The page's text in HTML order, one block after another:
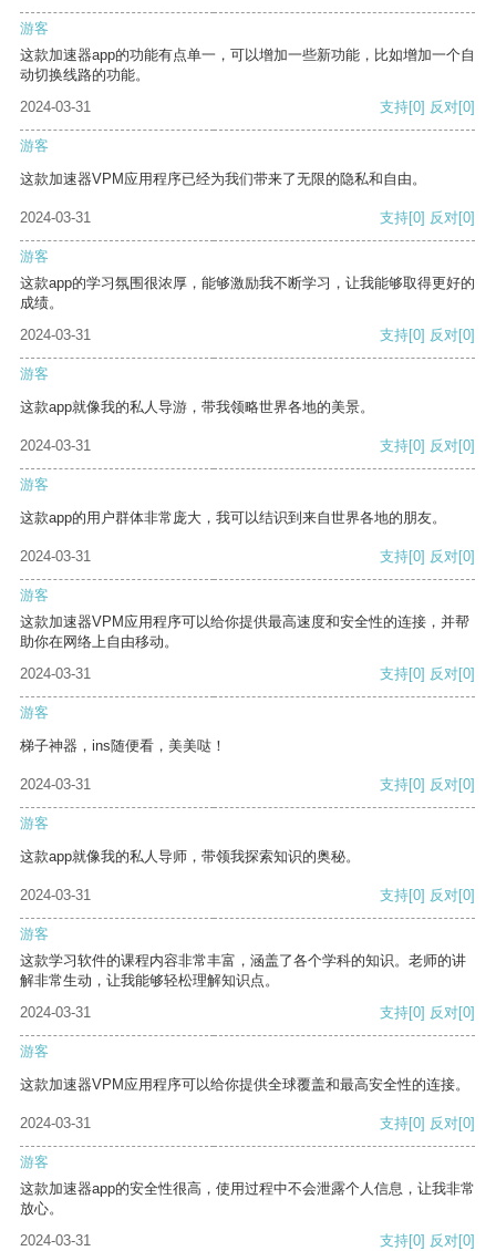
游客
这款加速器app的功能有点单一，可以增加一些新功能，比如增加一个自
动切换线路的功能。
2024-03-31
支持[0] 反对[0]
游客
这款加速器VPM应用程序已经为我们带来了无限的隐私和自由。
2024-03-31 支持[0] 反对[0]
游客
这款app的学习氛围很浓厚，能够激励我不断学习，让我能够取得更好的
成绩。
2024-03-31
支持[0] 反对[0]
游客
这款app就像我的私人导游，带我领略世界各地的美景。
2024-03-31 支持[0] 反对[0]
游客
这款app的用户群体非常庞大，我可以结识到来自世界各地的朋友。
2024-03-31 支持[0] 反对[0]
游客
这款加速器VPM应用程序可以给你提供最高速度和安全性的连接，并帮
助你在网络上自由移动。
2024-03-31
支持[0] 反对[0]
游客
梯子神器，ins随便看，美美哒！
2024-03-31 支持[0] 反对[0]
游客
这款app就像我的私人导师，带领我探索知识的奥秘。
2024-03-31 支持[0] 反对[0]
游客
这款学习软件的课程内容非常丰富，涵盖了各个学科的知识。老师的讲
解非常生动，让我能够轻松理解知识点。
2024-03-31
支持[0] 反对[0]
游客
这款加速器VPM应用程序可以给你提供全球覆盖和最高安全性的连接。
2024-03-31 支持[0] 反对[0]
游客
这款加速器app的安全性很高，使用过程中不会泄露个人信息，让我非常
放心。
2024-03-31
支持[0] 反对[0]